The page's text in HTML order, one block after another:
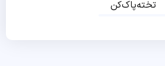
تخته‌پاک‌کن